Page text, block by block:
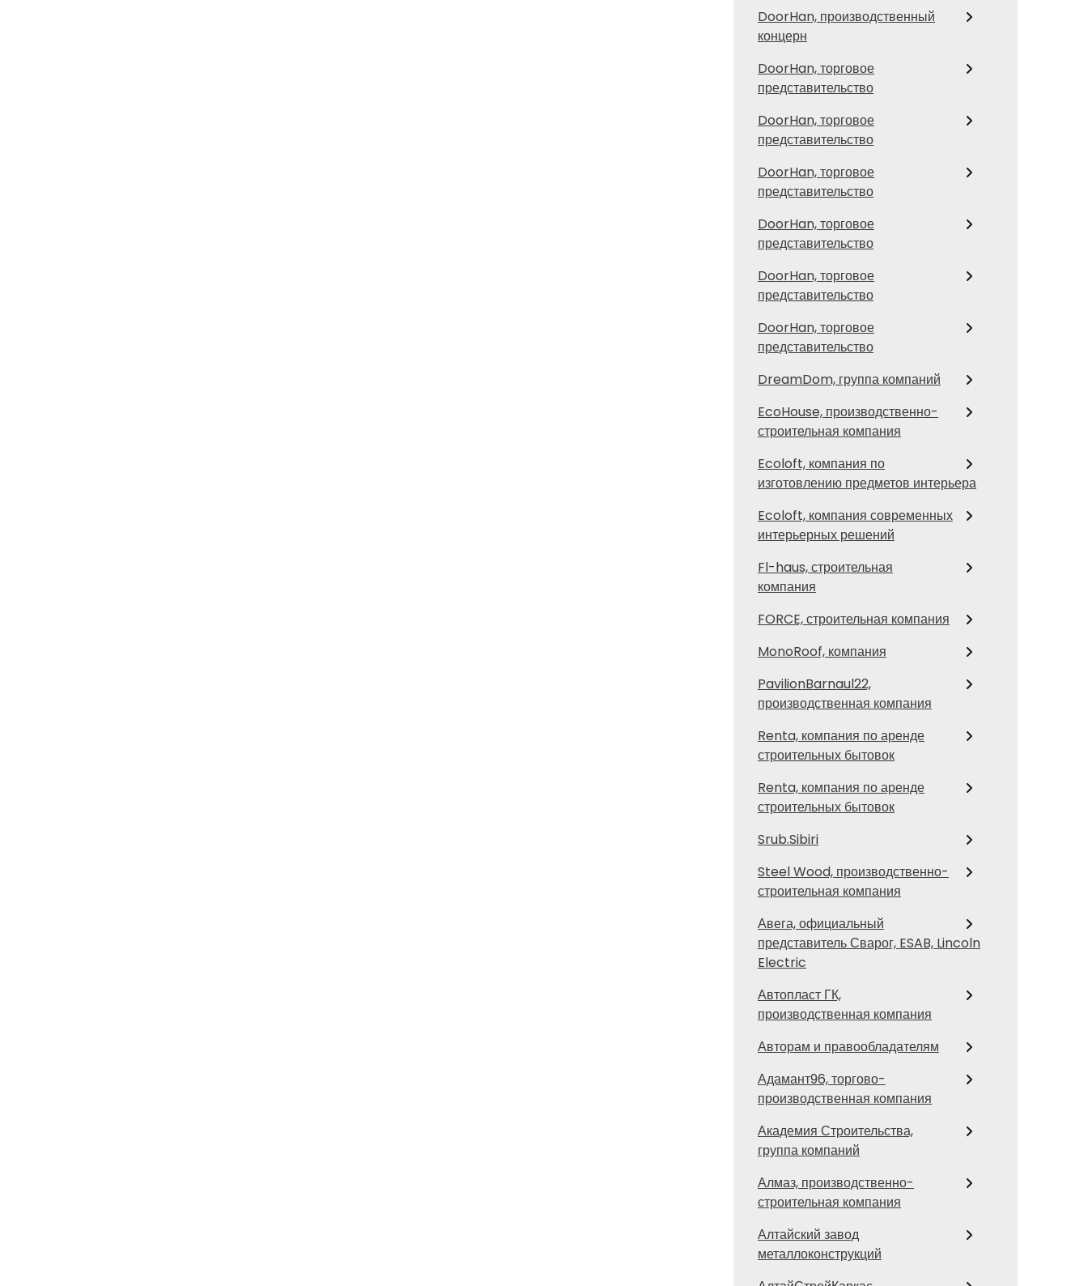
DoorHan, производственный
концерн
DoorHan, торговое
представительство
DoorHan, торговое
представительство
DoorHan, торговое
представительство
DoorHan, торговое
представительство
DoorHan, торговое
представительство
DoorHan, торговое
представительство
DreamDom, группа компаний
EcoHouse, производственно-
строительная компания
Ecoloft, компания по
изготовлению предметов интерьера
Ecoloft, компания современных
интерьерных решений
Fl-haus, строительная
компания
FORCE, строительная компания
MonoRoof, компания
PavilionBarnaul22,
производственная компания
Renta, компания по аренде
строительных бытовок
Renta, компания по аренде
строительных бытовок
Srub.Sibiri
Steel Wood, производственно-
строительная компания
Авега, официальный
представитель Сварог, ESAB, Lincoln
Electric
Автопласт ГК,
производственная компания
Авторам и правообладателям
Адамант96, торгово-
производственная компания
Академия Строительства,
группа компаний
Алмаз, производственно-
строительная компания
Алтайский завод
металлоконструкций